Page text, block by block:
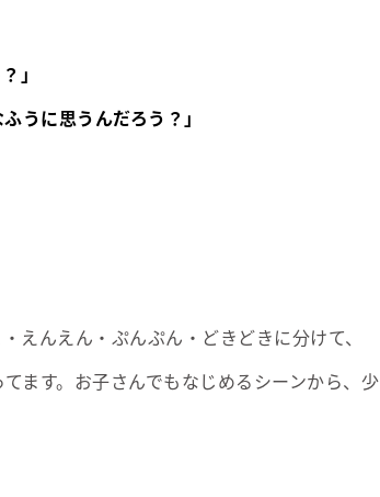
」
うに思うんだろう？」
んえん・ぷんぷん・どきどきに分けて、
ます。お子さんでもなじめるシーンから、少